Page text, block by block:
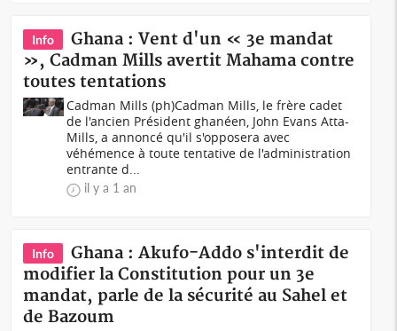
Info
Ghana : Vent d'un « 3e mandat
», Cadman Mills avertit Mahama contre
toutes tentations
Cadman Mills (ph)Cadman Mills, le frère cadet
de l'ancien Président ghanéen, John Evans Atta-
Mills, a annoncé qu'il s'opposera avec
véhémence à toute tentative de l'administration
entrante d...
il y a 1 an
Info
Ghana : Akufo-Addo s'interdit de
modifier la Constitution pour un 3e
mandat, parle de la sécurité au Sahel et
de Bazoum